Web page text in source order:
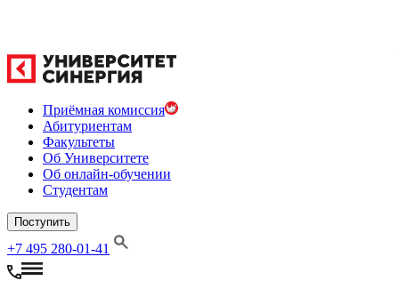
Приёмная комиссия
Абитуриентам
Факультеты
Об Университете
Об онлайн-обучении
Студентам
Поступить
+7 495 280-01-41